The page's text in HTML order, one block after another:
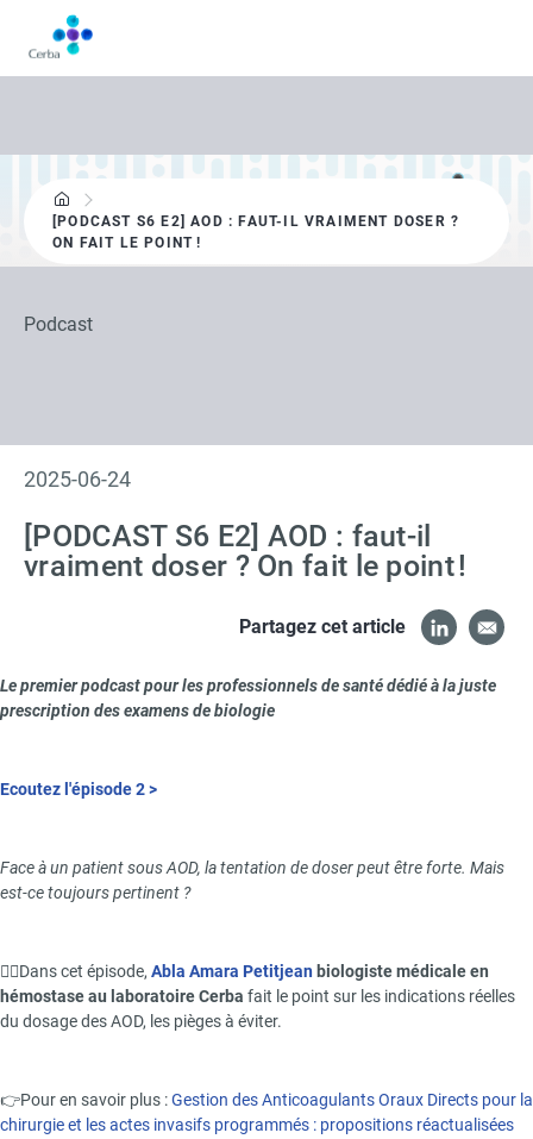
contenu
principal
[PODCAST S6 E2] AOD : FAUT-IL VRAIMENT DOSER ?
ON FAIT LE POINT !
Podcast
2025-06-24
[PODCAST S6 E2] AOD : faut-il
vraiment doser ? On fait le point !
Partagez cet article
Paragraphs
Le premier podcast pour les professionnels de santé dédié à la juste
prescription des examens de biologie
Ecoutez l'épisode 2 >
Face à un patient sous AOD, la tentation de doser peut être forte. Mais
est-ce toujours pertinent ?
👨‍⚕️Dans cet épisode, Abla Amara Petitjean biologiste médicale en
hémostase au laboratoire Cerba fait le point sur les indications réelles
du dosage des AOD, les pièges à éviter.
👉Pour en savoir plus :Gestion des Anticoagulants Oraux Directs pour la
chirurgie et les actes invasifs programmés : propositions réactualisées